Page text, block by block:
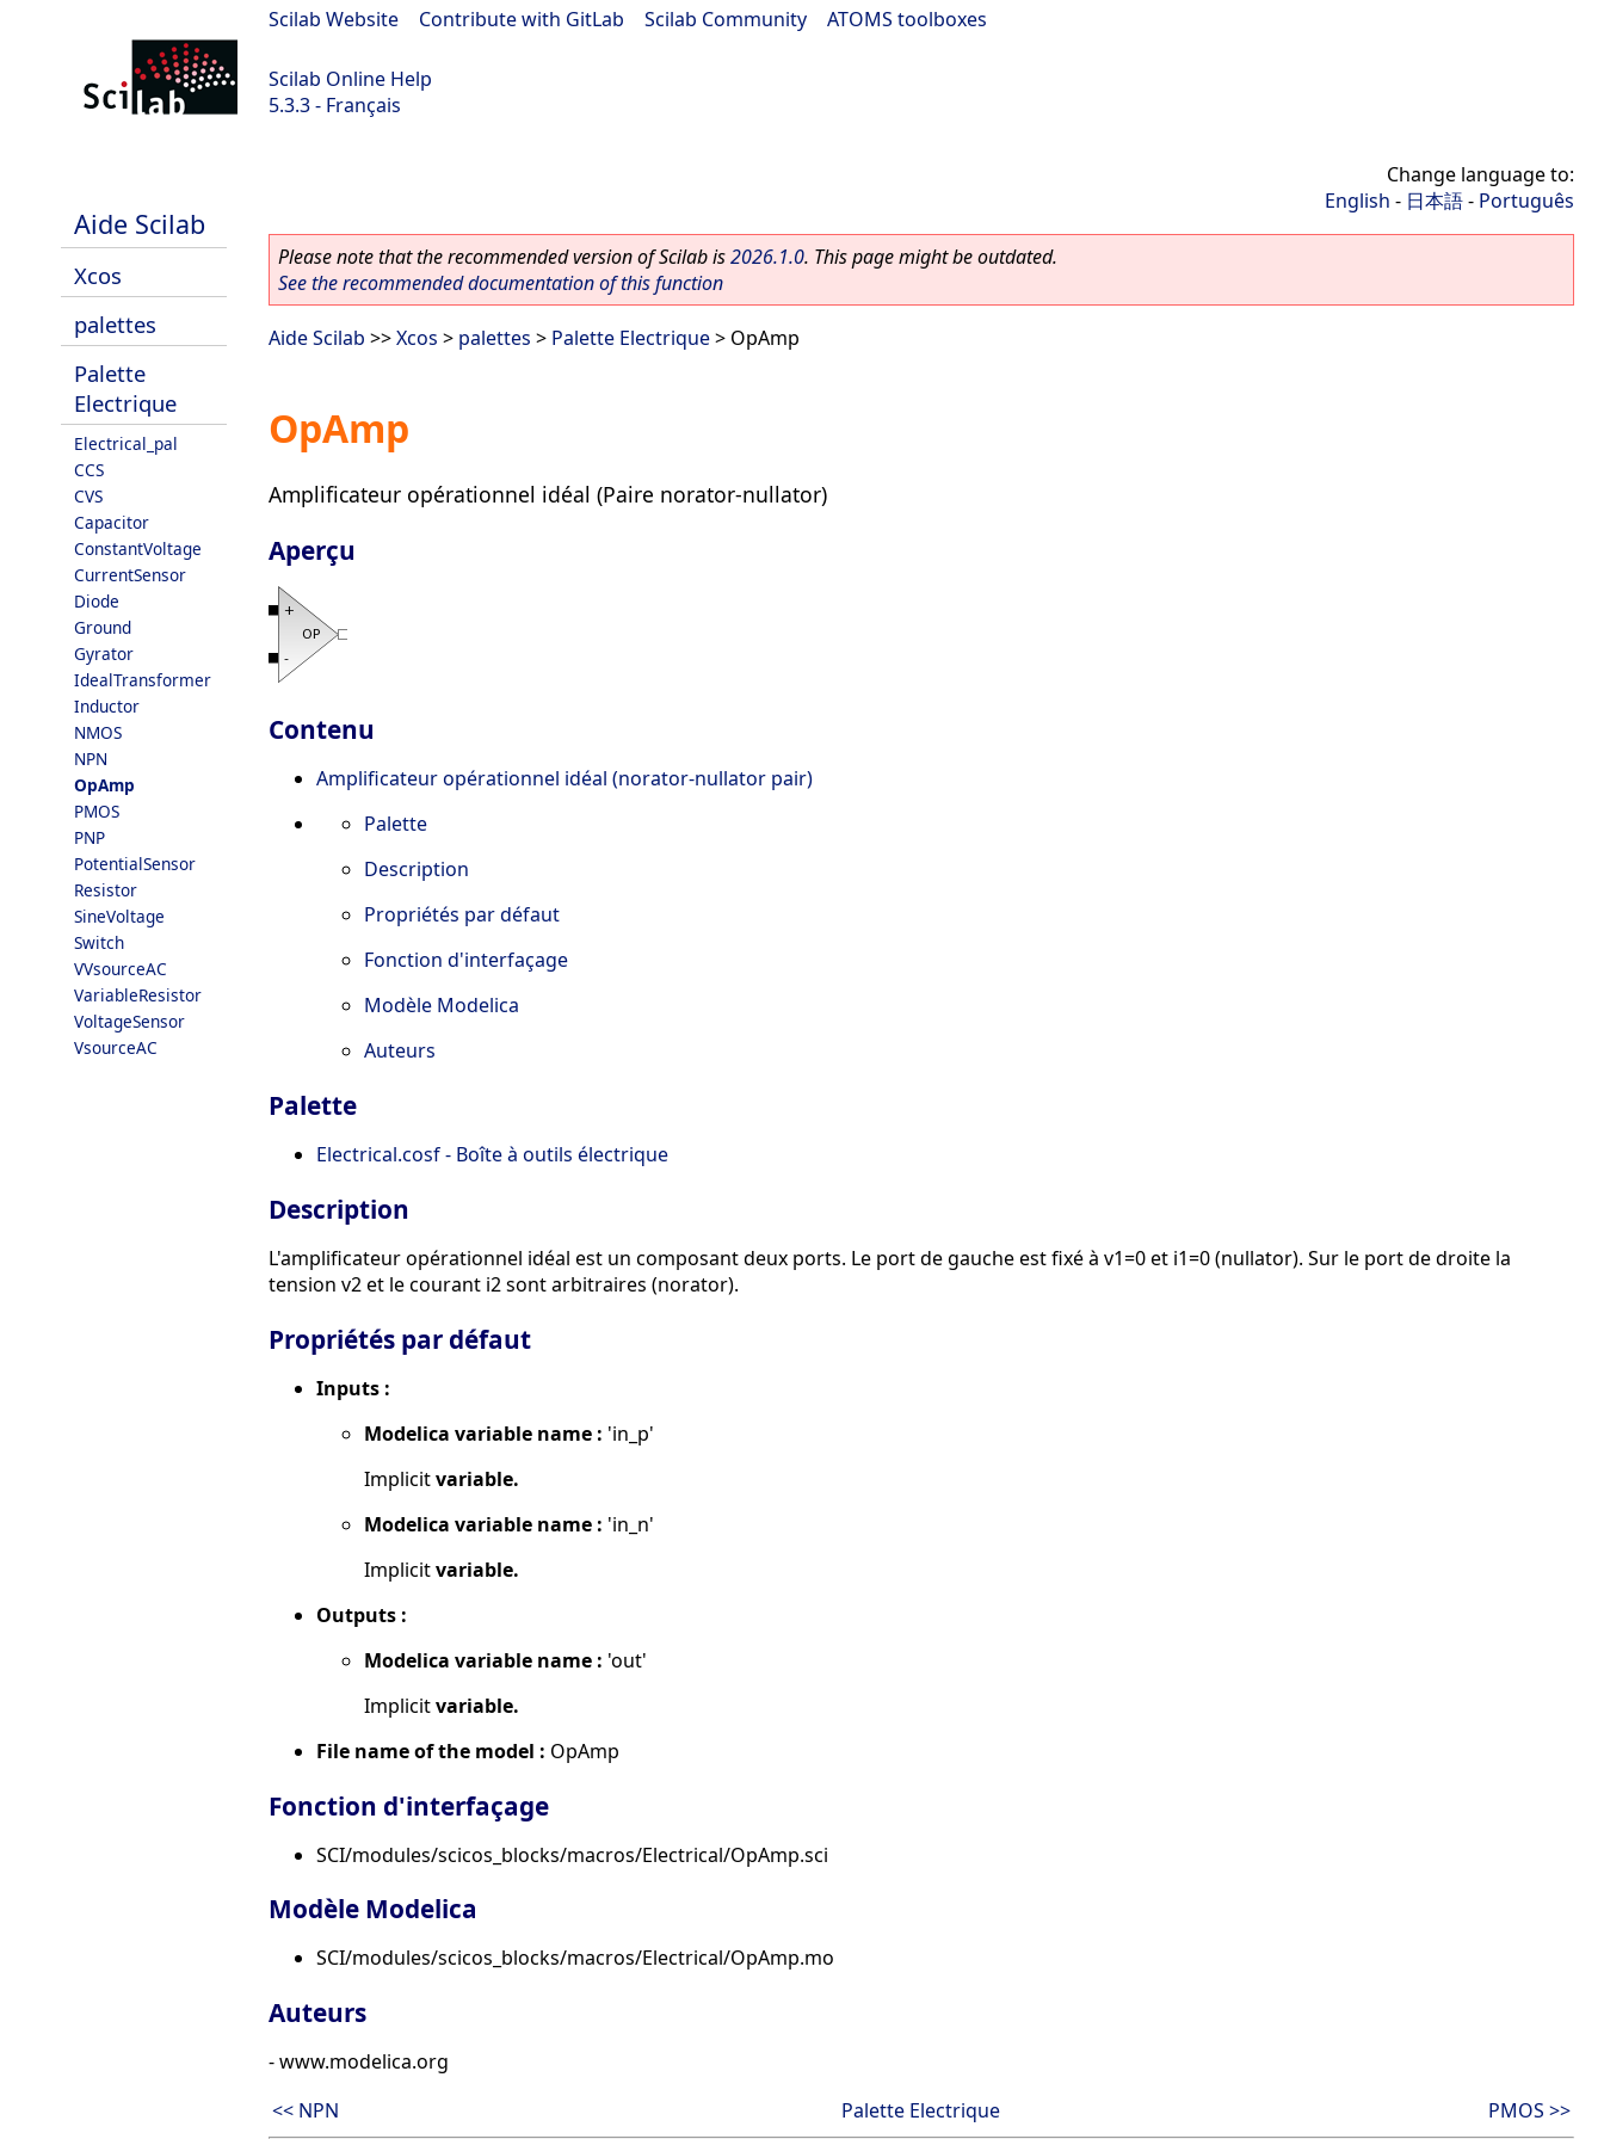
Scilab Website Contribute with GitLab Scilab Community ATOMS toolboxes
Scilab Online Help
5.3.3 - Français
Aide Scilab
Xcos
palettes
Palette
Electrique
Electrical_pal
CCS
CVS
Capacitor
ConstantVoltage
CurrentSensor
Diode
Ground
Gyrator
IdealTransformer
Inductor
NMOS
NPN
OpAmp
PMOS
PNP
PotentialSensor
Resistor
SineVoltage
Switch
VVsourceAC
VariableResistor
VoltageSensor
VsourceAC
Change language to:
English - 日本語- Português
Please note that the recommended version of Scilab is2026.1.0. This page might be outdated.
See the recommended documentation of this function
Aide Scilab >>Xcos > palettes > Palette Electrique> OpAmp
OpAmp
Amplificateur opérationnel idéal (Paire norator-nullator)
Aperçu
Contenu
Amplificateur opérationnel idéal (norator-nullator pair)
Palette
Description
Propriétés par défaut
Fonction d'interfaçage
Modèle Modelica
Auteurs
Palette
Electrical.cosf - Boîte à outils électrique
Description
L'amplificateur opérationnel idéal est un composant deux ports. Le port de gauche est fixé à v1=0 et i1=0 (nullator). Sur le port de droite la
tension v2 et le courant i2 sont arbitraires (norator).
Propriétés par défaut
Inputs :
Modelica variable name : 'in_p'
Implicitvariable.
Modelica variable name : 'in_n'
Implicitvariable.
Outputs :
Modelica variable name : 'out'
Implicitvariable.
File name of the model : OpAmp
Fonction d'interfaçage
SCI/modules/scicos_blocks/macros/Electrical/OpAmp.sci
Modèle Modelica
SCI/modules/scicos_blocks/macros/Electrical/OpAmp.mo
Auteurs
- www.modelica.org
<< NPN
Palette Electrique PMOS >>